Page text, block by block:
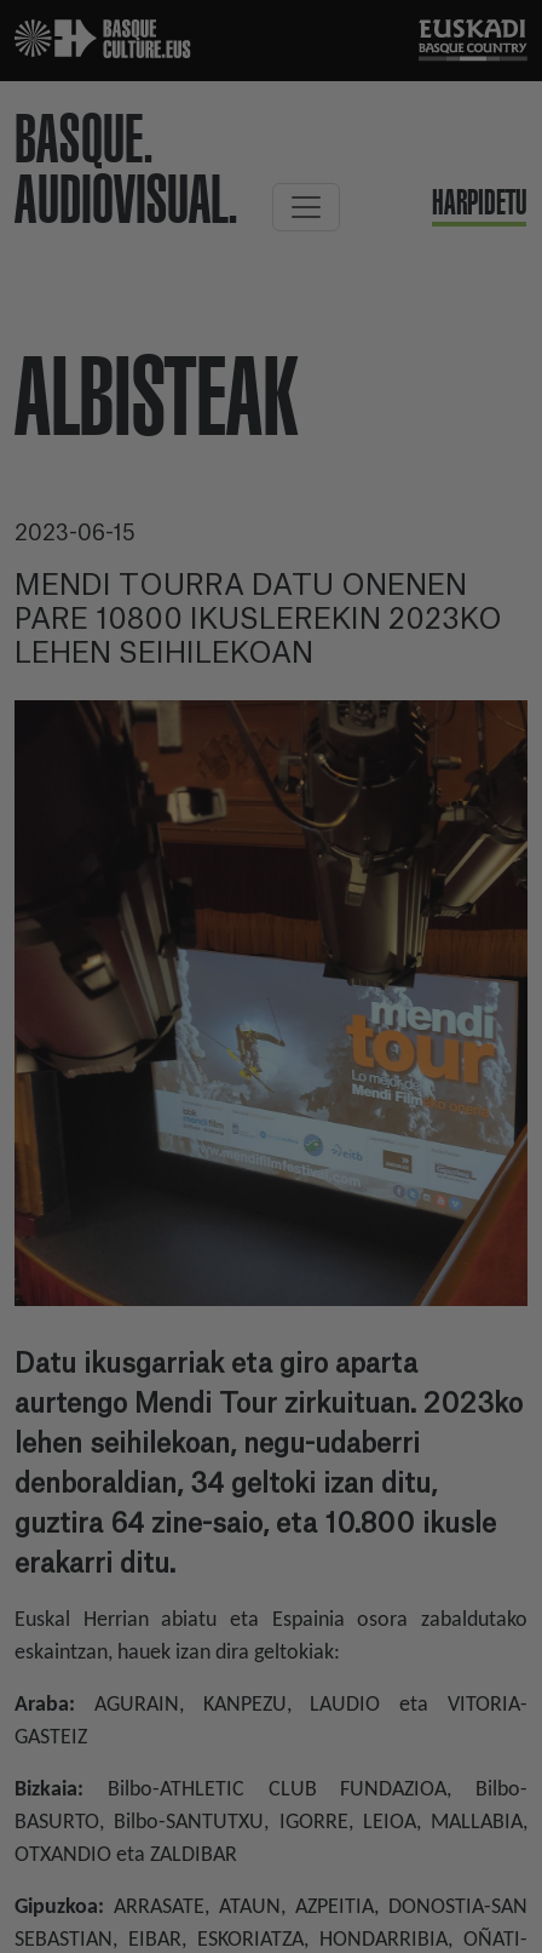
BASQUE.
AUDIOVISUAL.
HARPIDETU
ALBISTEAK
2023-06-15
MENDI TOURRA DATU ONENEN
PARE 10800 IKUSLEREKIN 2023KO
LEHEN SEIHILEKOAN
Datu ikusgarriak eta giro aparta
aurtengo Mendi Tour zirkuituan. 2023ko
lehen seihilekoan, negu-udaberri
denboraldian, 34 geltoki izan ditu,
guztira 64 zine-saio, eta 10.800 ikusle
erakarri ditu.
Euskal Herrian abiatu eta Espainia osora zabaldutako
eskaintzan, hauek izan dira geltokiak:
Araba: AGURAIN, KANPEZU, LAUDIO eta VITORIA-
GASTEIZ
Bizkaia:
Bilbo-ATHLETIC CLUB FUNDAZIOA, Bilbo-
BASURTO, Bilbo-SANTUTXU, IGORRE, LEIOA, MALLABIA,
OTXANDIO eta ZALDIBAR
Gipuzkoa: ARRASATE, ATAUN, AZPEITIA, DONOSTIA-SAN
SEBASTIAN, EIBAR, ESKORIATZA, HONDARRIBIA, OÑATI-